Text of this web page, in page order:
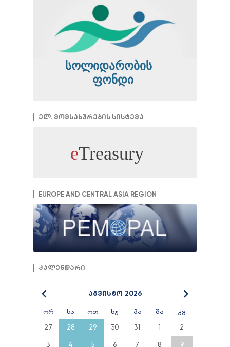
ელ. მომსახურების სისტემა
EUROPE AND CENTRAL ASIA REGION
კალენდარი
აგვისტო 2026
ორ სა ოთ ხუ პა შა კვ
27 28 29 30 31 1 2
3 4 5 6 7 8 9